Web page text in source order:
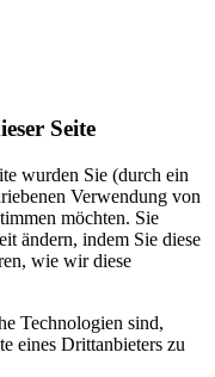
Seite
wurden Sie (durch ein
Verwendung von
möchten. Sie
ändern, indem Sie diese
wie wir diese
Technologien sind,
eines Drittanbieters zu